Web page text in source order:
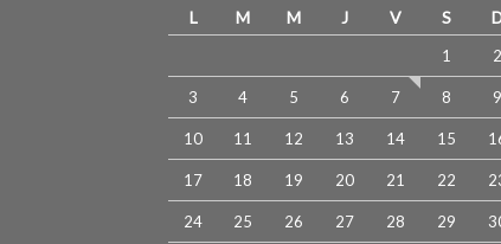
L M M J V S
1 2
3 4 5 6 7 8 9
10 11 12 13 14 15
17 18 19 20 21 22
24 25 26 27 28 29